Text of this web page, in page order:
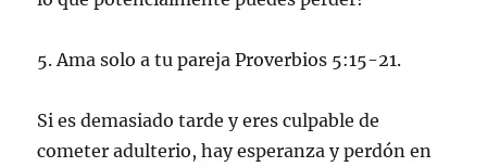
5. Ama solo a tu pareja Proverbios 5:15-21.
Si es demasiado tarde y eres culpable de
cometer adulterio, hay esperanza y perdón en